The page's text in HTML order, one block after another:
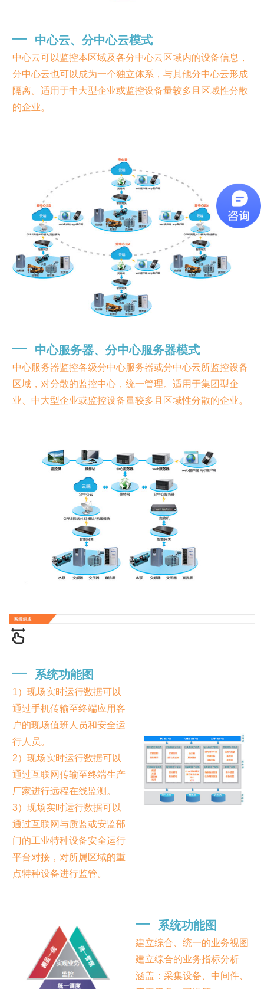
━ 中心云、分中心云模式
中心云可以监控本区域及各分中心云区域内的设备信息，
分中心云也可以成为一个独立体系，与其他分中心云形成
隔离。适用于中大型企业或监控设备量较多且区域性分散
的企业。
━ 中心服务器、分中心服务器模式
中心服务器监控各级分中心服务器或分中心云所监控设备
区域，对分散的监控中心，统一管理。适用于集团型企
业、中大型企业或监控设备量较多且区域性分散的企业。
━ 系统功能图
1）现场实时运行数据可以
通过手机传输至终端应用客
户的现场值班人员和安全运
行人员。
2）现场实时运行数据可以
通过互联网传输至终端生产
厂家进行远程在线监测。
3）现场实时运行数据可以
通过互联网与质监或安监部
门的工业特种设备安全运行
平台对接，对所属区域的重
点特种设备进行监管。
━ 系统功能图
建立综合、统一的业务视图
建立综合的业务指标分析
涵盖：采集设备、中间件、